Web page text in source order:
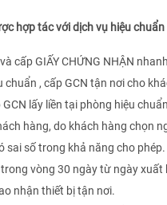
hợp tác với dịch vụ hiệu chuẩn
cấp GIẤY CHỨNG NHẬN
, cấp GCN tận nơi cho
lấy liền tại phòng hiệu
hàng, do khách hàng chọn
số trong khả năng cho phép.
vòng 30 ngày từ ngày xuất
nhận thiết bị tận nơi.